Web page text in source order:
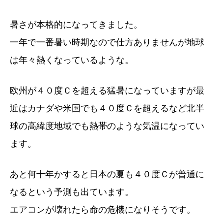
暑さが本格的になってきました。
一年で一番暑い時期なので仕方ありませんが地球
は年々熱くなっているような。
欧州が４０度Ｃを超える猛暑になっていますが最
近はカナダや米国でも４０度Ｃを超えるなど北半
球の高緯度地域でも熱帯のような気温になってい
ます。
あと何十年かすると日本の夏も４０度Ｃが普通に
なるという予測も出ています。
エアコンが壊れたら命の危機になりそうです。